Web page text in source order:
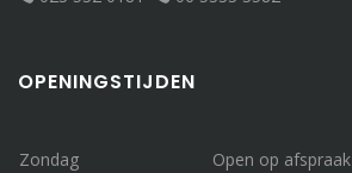
OPENINGSTIJDEN
Zondag
Open op afspraak